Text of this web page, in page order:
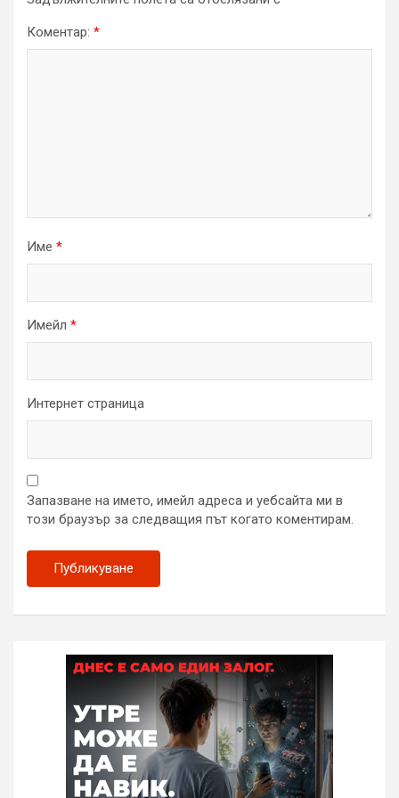
Коментар: *
Име *
Имейл *
Интернет страница
Запазване на името, имейл адреса и уебсайта ми в
този браузър за следващия път когато коментирам.